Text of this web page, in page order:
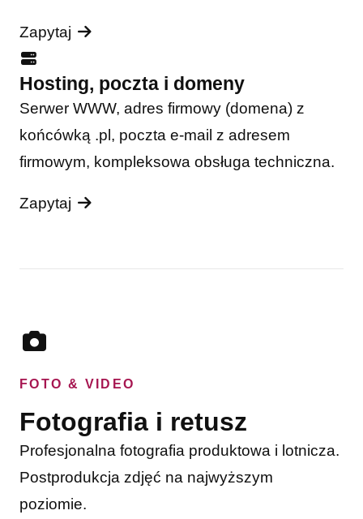
Zapytaj
Hosting, poczta i domeny
Serwer WWW, adres firmowy (domena) z
końcówką .pl, poczta e-mail z adresem
firmowym, kompleksowa obsługa techniczna.
Zapytaj
FOTO & VIDEO
Fotografia i retusz
Profesjonalna fotografia produktowa i lotnicza.
Postprodukcja zdjęć na najwyższym
poziomie.